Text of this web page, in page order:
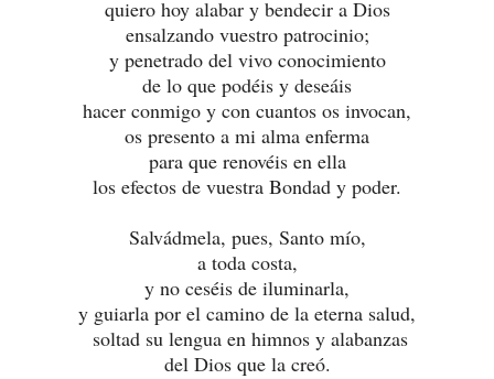
quiero hoy alabar y bendecir a Dios
ensalzando vuestro patrocinio;
y penetrado del vivo conocimiento
de lo que podéis y deseáis
hacer conmigo y con cuantos os invocan,
os presento a mi alma enferma
para que renovéis en ella
los efectos de vuestra Bondad y poder.
Salvádmela, pues, Santo mío,
a toda costa,
y no ceséis de iluminarla,
y guiarla por el camino de la eterna salud,
soltad su lengua en himnos y alabanzas
del Dios que la creó.